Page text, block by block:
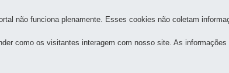
PARANÁ OESTE S.A. - FERROESTE
-80230-902-Curitiba -PR MAPA
não funciona plenamente. Esses cookies não coletam
como os visitantes interagem com nosso site. As